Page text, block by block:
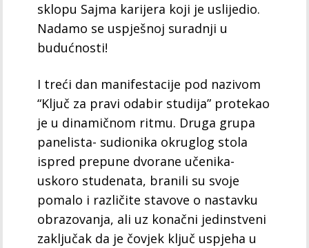
sklopu Sajma karijera koji je uslijedio.
Nadamo se uspješnoj suradnji u
budućnosti!
I treći dan manifestacije pod nazivom
“Ključ za pravi odabir studija” protekao
je u dinamičnom ritmu. Druga grupa
panelista- sudionika okruglog stola
ispred prepune dvorane učenika-
uskoro studenata, branili su svoje
pomalo i različite stavove o nastavku
obrazovanja, ali uz konačni jedinstveni
zaključak da je čovjek ključ uspjeha u